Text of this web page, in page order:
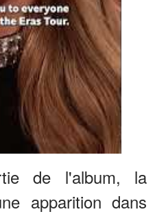
de l'album, la
apparition dans